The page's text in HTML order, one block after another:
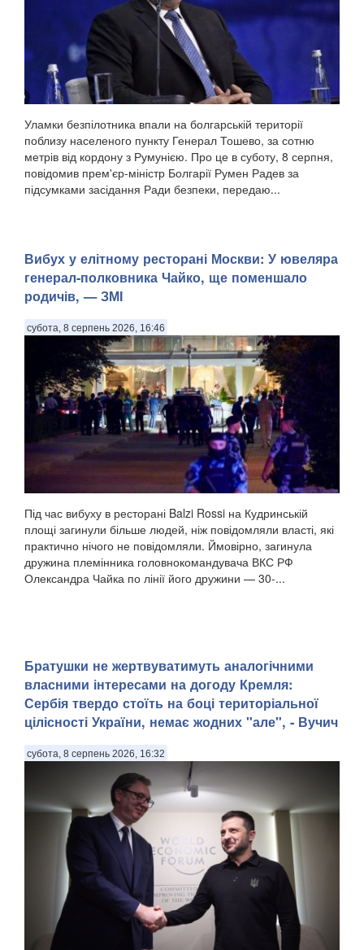
Уламки безпілотника впали на болгарській території
поблизу населеного пункту Генерал Тошево, за сотню
метрів від кордону з Румунією. Про це в суботу, 8 серпня,
повідомив прем'єр-міністр Болгарії Румен Радев за
підсумками засідання Ради безпеки, передаю...
Вибух у елітному ресторані Москви: У ювеляра
генерал-полковника Чайко, ще поменшало
родичів, — ЗМІ
субота, 8 серпень 2026, 16:46
Під час вибуху в ресторані Balzi Rossi на Кудринській
площі загинули більше людей, ніж повідомляли власті, які
практично нічого не повідомляли. Ймовірно, загинула
дружина племінника головнокомандувача ВКС РФ
Олександра Чайка по лінії його дружини — 30-...
Братушки не жертвуватимуть аналогічними
власними інтересами на догоду Кремля:
Сербія твердо стоїть на боці територіальної
цілісності України, немає жодних "але", - Вучич
субота, 8 серпень 2026, 16:32